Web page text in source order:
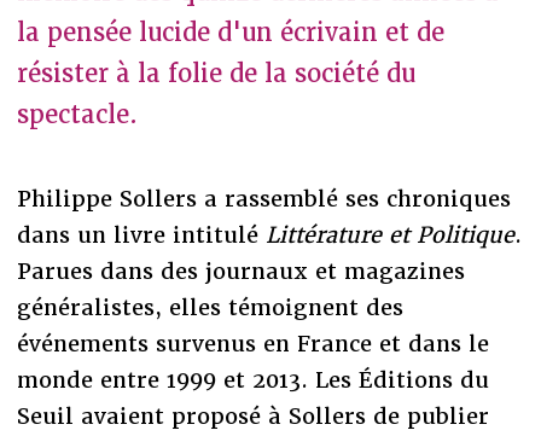
la pensée lucide d'un écrivain et de
résister à la folie de la société du
spectacle.
Philippe Sollers a rassemblé ses chroniques
dans un livre intitulé Littérature et Politique.
Parues dans des journaux et magazines
généralistes, elles témoignent des
événements survenus en France et dans le
monde entre 1999 et 2013. Les Éditions du
Seuil avaient proposé à Sollers de publier